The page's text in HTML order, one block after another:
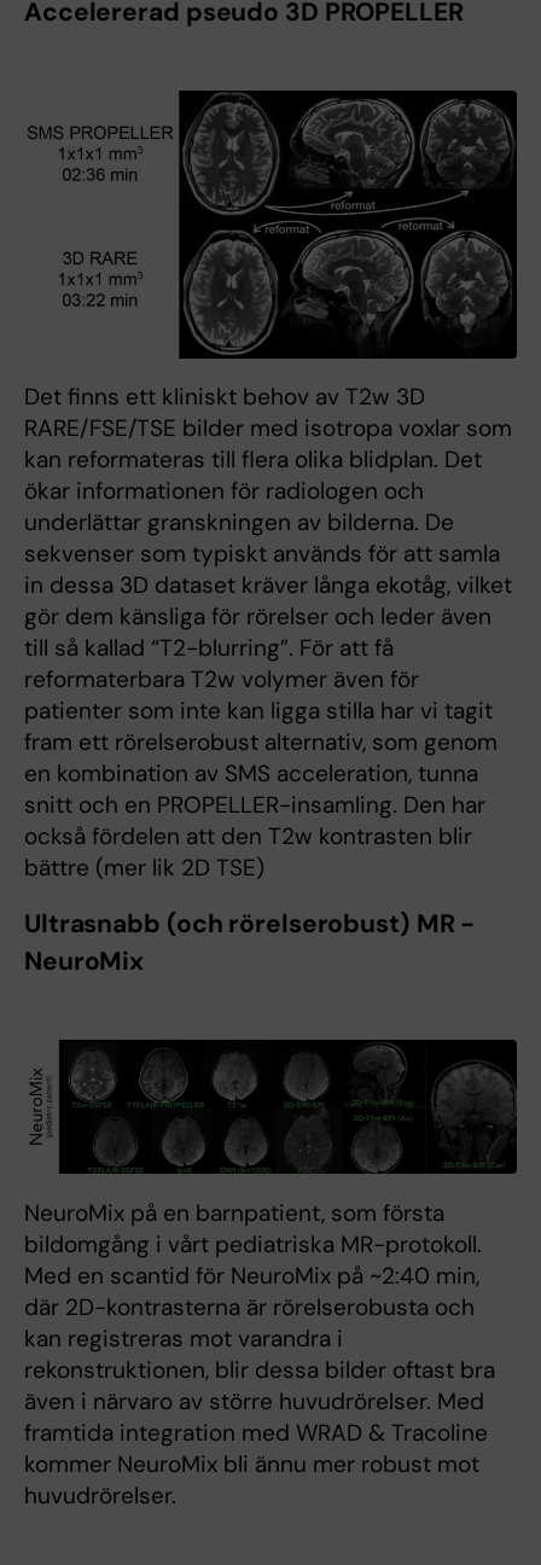
Accelererad pseudo 3D PROPELLER
Det finns ett kliniskt behov av T2w 3D
RARE/FSE/TSE bilder med isotropa voxlar som
kan reformateras till flera olika blidplan. Det
ökar informationen för radiologen och
underlättar granskningen av bilderna. De
sekvenser som typiskt används för att samla
in dessa 3D dataset kräver långa ekotåg, vilket
gör dem känsliga för rörelser och leder även
till så kallad “T2-blurring”. För att få
reformaterbara T2w volymer även för
patienter som inte kan ligga stilla har vi tagit
fram ett rörelserobust alternativ, som genom
en kombination av SMS acceleration, tunna
snitt och en PROPELLER-insamling. Den har
också fördelen att den T2w kontrasten blir
bättre (mer lik 2D TSE)
Ultrasnabb (och rörelserobust) MR -
NeuroMix
NeuroMix på en barnpatient, som första
bildomgång i vårt pediatriska MR-protokoll.
Med en scantid för NeuroMix på ~2:40 min,
där 2D-kontrasterna är rörelserobusta och
kan registreras mot varandra i
rekonstruktionen, blir dessa bilder oftast bra
även i närvaro av större huvudrörelser. Med
framtida integration med WRAD & Tracoline
kommer NeuroMix bli ännu mer robust mot
huvudrörelser.